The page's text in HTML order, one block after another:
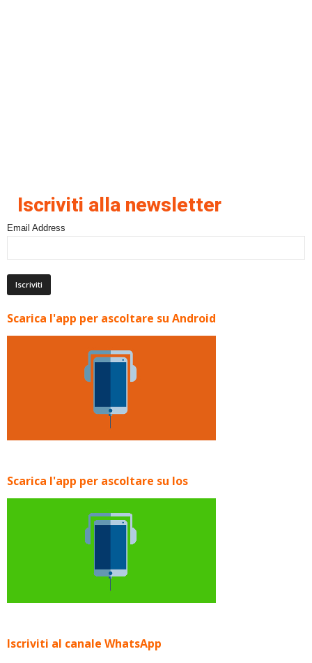
Iscriviti alla newsletter
Email Address
Scarica l'app per ascoltare su Android
Scarica l'app per ascoltare su Ios
Iscriviti al canale WhatsApp